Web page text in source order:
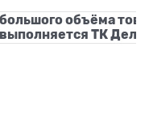
объёма
ТК